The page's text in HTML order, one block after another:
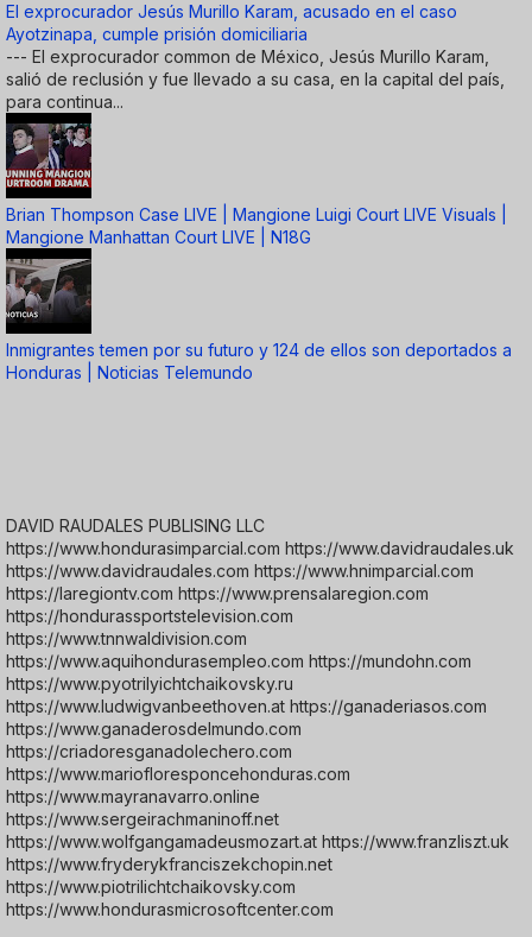
El exprocurador Jesús Murillo Karam, acusado en el caso
Ayotzinapa, cumple prisión domiciliaria
--- El exprocurador common de México, Jesús Murillo Karam,
salió de reclusión y fue llevado a su casa, en la capital del país,
para continua...
Brian Thompson Case LIVE | Mangione Luigi Court LIVE Visuals |
Mangione Manhattan Court LIVE | N18G
Inmigrantes temen por su futuro y 124 de ellos son deportados a
Honduras | Noticias Telemundo
DAVID RAUDALES PUBLISING LLC
https://www.hondurasimparcial.com https://www.davidraudales.uk
https://www.davidraudales.com https://www.hnimparcial.com
https://laregiontv.com https://www.prensalaregion.com
https://hondurassportstelevision.com
https://www.tnnwaldivision.com
https://www.aquihondurasempleo.com https://mundohn.com
https://www.pyotrilyichtchaikovsky.ru
https://www.ludwigvanbeethoven.at https://ganaderiasos.com
https://www.ganaderosdelmundo.com
https://criadoresganadolechero.com
https://www.mariofloresponcehonduras.com
https://www.mayranavarro.online
https://www.sergeirachmaninoff.net
https://www.wolfgangamadeusmozart.at https://www.franzliszt.uk
https://www.fryderykfranciszekchopin.net
https://www.piotrilichtchaikovsky.com
https://www.hondurasmicrosoftcenter.com